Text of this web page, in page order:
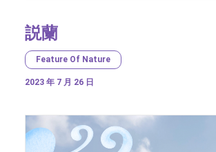
説蘭
Feature Of Nature
2023 年 7 月 26 日